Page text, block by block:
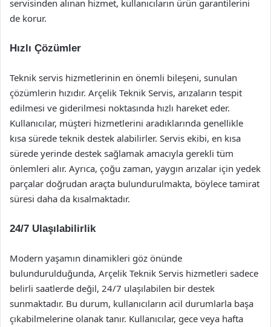
servisinden alınan hizmet, kullanıcıların ürün garantilerini
de korur.
Hızlı Çözümler
Teknik servis hizmetlerinin en önemli bileşeni, sunulan
çözümlerin hızıdır. Arçelik Teknik Servis, arızaların tespit
edilmesi ve giderilmesi noktasında hızlı hareket eder.
Kullanıcılar, müşteri hizmetlerini aradıklarında genellikle
kısa sürede teknik destek alabilirler. Servis ekibi, en kısa
sürede yerinde destek sağlamak amacıyla gerekli tüm
önlemleri alır. Ayrıca, çoğu zaman, yaygın arızalar için yedek
parçalar doğrudan araçta bulundurulmakta, böylece tamirat
süresi daha da kısalmaktadır.
24/7 Ulaşılabilirlik
Modern yaşamın dinamikleri göz önünde
bulundurulduğunda, Arçelik Teknik Servis hizmetleri sadece
belirli saatlerde değil, 24/7 ulaşılabilen bir destek
sunmaktadır. Bu durum, kullanıcıların acil durumlarla başa
çıkabilmelerine olanak tanır. Kullanıcılar, gece veya hafta